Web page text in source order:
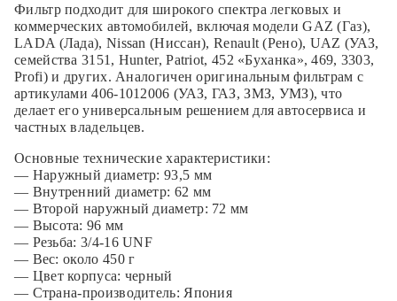
Фильтр подходит для широкого спектра легковых и
коммерческих автомобилей, включая модели GAZ (Газ),
LADA (Лада), Nissan (Ниссан), Renault (Рено), UAZ (УАЗ,
семейства 3151, Hunter, Patriot, 452 «Буханка», 469, 3303,
Profi) и других. Аналогичен оригинальным фильтрам с
артикулами 406-1012006 (УАЗ, ГАЗ, ЗМЗ, УМЗ), что
делает его универсальным решением для автосервиса и
частных владельцев.
Основные технические характеристики:
— Наружный диаметр: 93,5 мм
— Внутренний диаметр: 62 мм
— Второй наружный диаметр: 72 мм
— Высота: 96 мм
— Резьба: 3/4-16 UNF
— Вес: около 450 г
— Цвет корпуса: черный
— Страна-производитель: Япония